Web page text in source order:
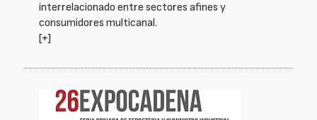
interrelacionado entre sectores afines y
consumidores multicanal.
[+]